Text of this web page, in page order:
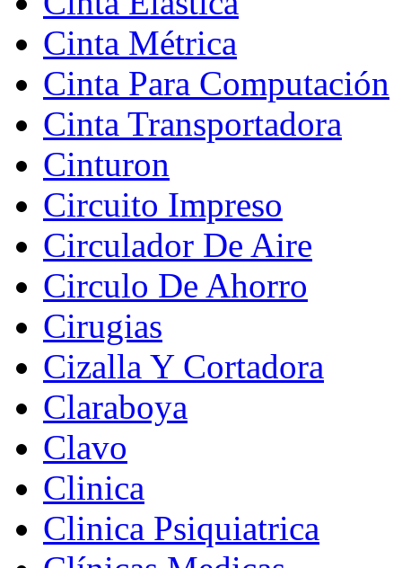
Cinta Métrica
Cinta Para Computación
Cinta Transportadora
Cinturon
Circuito Impreso
Circulador De Aire
Circulo De Ahorro
Cirugias
Cizalla Y Cortadora
Claraboya
Clavo
Clinica
Clinica Psiquiatrica